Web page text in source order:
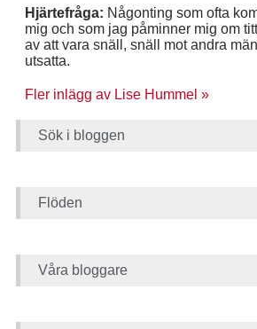
Hjärtefråga: Någonting som ofta
mig och som jag påminner mig om
av att vara snäll, snäll mot andra
utsatta.
Fler inlägg av Lise Hummel »
Sök i bloggen
Flöden
Våra bloggare